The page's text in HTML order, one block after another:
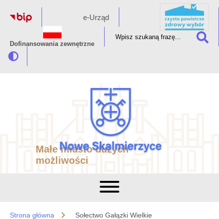
e-Urząd
Dofinansowania zewnętrzne
Małe miasto dużych
możliwości
Strona główna Sołectwo Gałązki Wielkie